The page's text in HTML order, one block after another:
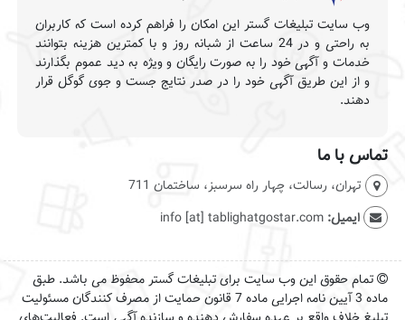
وب سایت تبلیغات گستر این امکان را فراهم کرده است که کاربران
به راحتی و در 24 ساعت از شبانه روز و با کمترین هزینه بتوانند
خدمات و آگهی خود را به صورت رایگان و ویژه به دید عموم بگذارند
و از این طریق آگهی خود را در صدر نتایج جست و جوی گوگل قرار
دهند.
تماس با ما
تهران، رسالت، چهار راه سرسبز، ساختمان 711
ایمیل:info [at] tablighatgostar.com
تمام حقوق این وب سایت برای تبلیغات گستر محفوظ می باشد. طبق
ماده 3 آیین نامه اجرایی ماده 7 قانون حمایت از مصرف کنندگان مسئولیت